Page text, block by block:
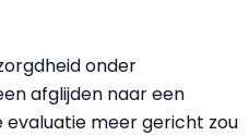
onder
afglijden naar een
evaluatie meer gericht zou